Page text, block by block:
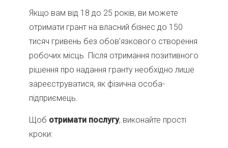
Якщо вам від 18 до 25 років, ви можете
отримати грант на власний бізнес до 150
тисяч гривень без обов’язкового створення
робочих місць. Після отримання позитивного
рішення про надання гранту необхідно лише
зареєструватися, як фізична особа-
підприємець.
Щоб отримати послугу, виконайте прості
кроки: